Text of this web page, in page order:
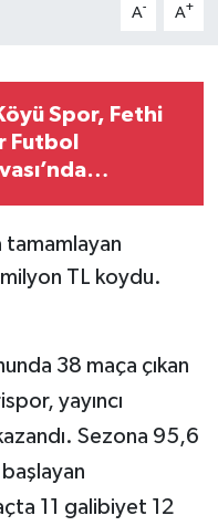
A- A+
Spor, Fethi
Futbol
tamamlayan
TL koydu.
38 maça çıkan
yayıncı
Sezona 95,6
başlayan
11 galibiyet 12